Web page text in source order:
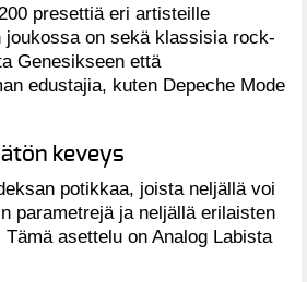
presettiä eri artisteille
joukossa on sekä klassisia rock-
Genesikseen että
edustajia, kuten Depeche Mode
keveys
potikkaa, joista neljällä voi
parametrejä ja neljällä erilaisten
asettelu on Analog Labista